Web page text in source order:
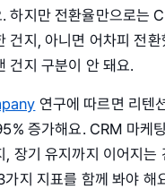
하지만 전환율만으로는
건지, 아니면 어차피 전
건지 구분이 안 돼요.
연구에 따르면 리텐
증가해요. CRM 마케
, 장기 유지까지 이어지는
지 지표를 함께 봐야 해